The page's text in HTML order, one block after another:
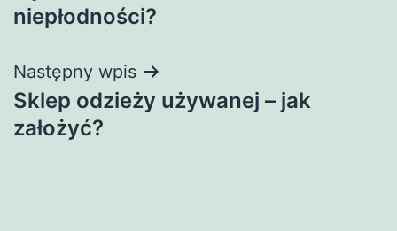
niepłodności?
Następny wpis
Sklep odzieży używanej – jak
założyć?